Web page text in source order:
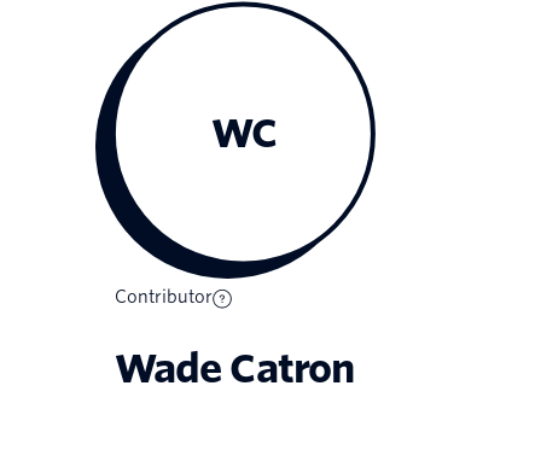
WC
Contributor
Wade Catron